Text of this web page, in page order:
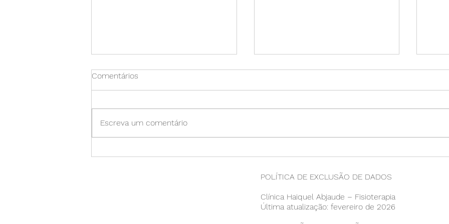
Comentários
Escreva um comentário
POLÍTICA DE EXCLUSÃO DE DADOS
Clínica Haiquel Abjaude – Fisioterapia
Última atualização: fevereiro de 2026